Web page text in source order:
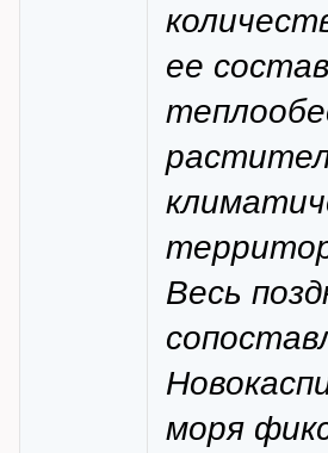
ее
Весь
моря